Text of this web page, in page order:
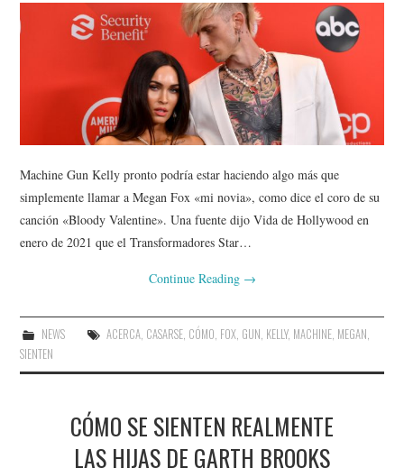
Machine Gun Kelly pronto podría estar haciendo algo más que
simplemente llamar a Megan Fox «mi novia», como dice el coro de su
canción «Bloody Valentine». Una fuente dijo Vida de Hollywood en
enero de 2021 que el Transformadores Star…
Continue Reading →
NEWS ACERCA, CASARSE, CÓMO, FOX, GUN, KELLY, MACHINE, MEGAN,
SIENTEN
CÓMO SE SIENTEN REALMENTE
LAS HIJAS DE GARTH BROOKS